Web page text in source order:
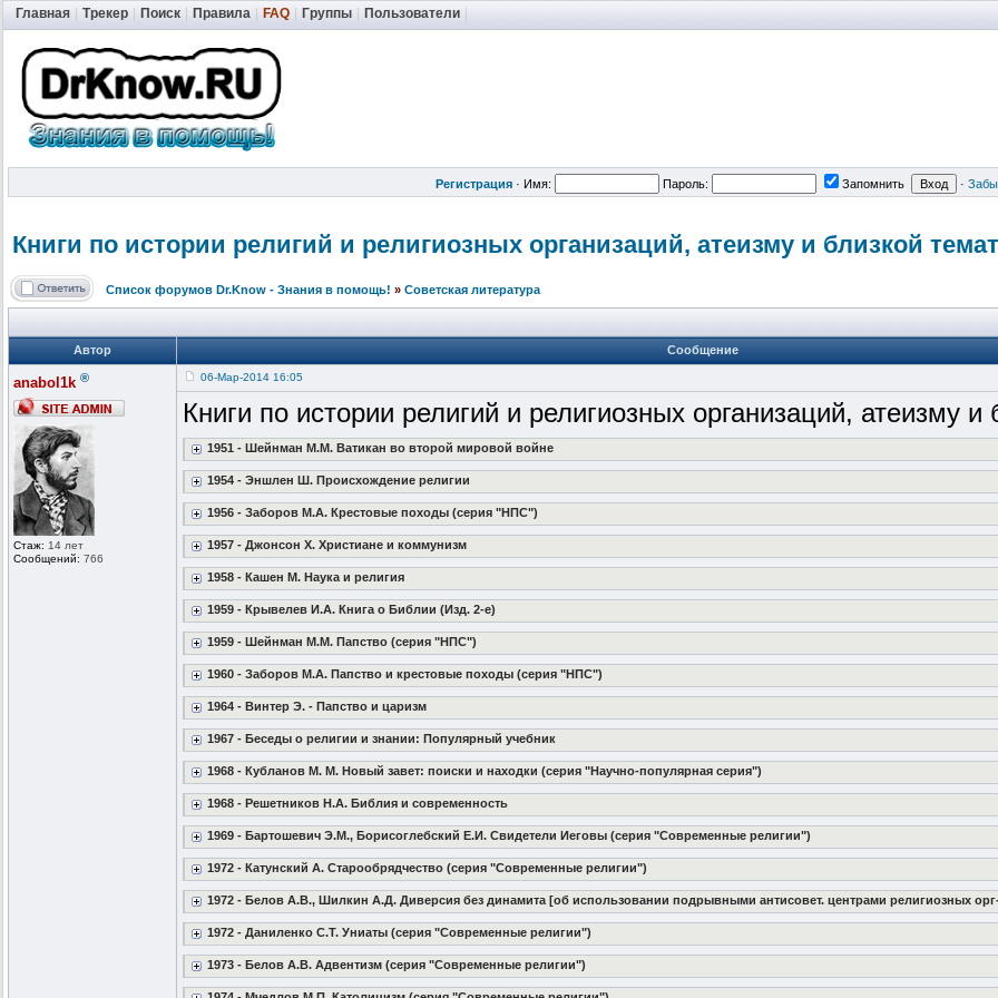
Главная Трекер Поиск Правила FAQ Группы Пользователи
Регистрация · Имя: Пароль: Запомнить ·
Книги по истории религий и религиозных организаций, атеизму и близкой
Список форумов Dr.Know - Знания в помощь! » Советская литература
Автор Сообщение
anabol1k ®
Стаж: 14 лет
Сообщений: 766
06-Мар-2014 16:05
Книги по истории религий и религиозных организаций, атеизму и
1951 - Шейнман М.М. Ватикан во второй мировой войне
1954 - Эншлен Ш. Происхождение религии
1956 - Заборов М.А. Крестовые походы (серия "НПС")
1957 - Джонсон Х. Христиане и коммунизм
1958 - Кашен М. Наука и религия
1959 - Крывелев И.А. Книга о Библии (Изд. 2-е)
1959 - Шейнман М.М. Папство (серия "НПС")
1960 - Заборов М.А. Папство и крестовые походы (серия "НПС")
1964 - Винтер Э. - Папство и царизм
1967 - Беседы о религии и знании: Популярный учебник
1968 - Кубланов М. М. Новый завет: поиски и находки (серия "Научно-популярная серия")
1968 - Решетников Н.А. Библия и современность
1969 - Бартошевич Э.М., Борисоглебский Е.И. Свидетели Иеговы (серия "Современные религии")
1972 - Катунский А. Старообрядчество (серия "Современные религии")
1972 - Белов А.В., Шилкин А.Д. Диверсия без динамита [об использовании подрывными антисовет. центрами религиозных
1972 - Даниленко С.Т. Униаты (серия "Современные религии")
1973 - Белов А.В. Адвентизм (серия "Современные религии")